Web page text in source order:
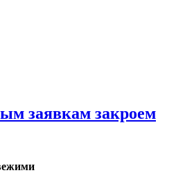
заявкам закроем